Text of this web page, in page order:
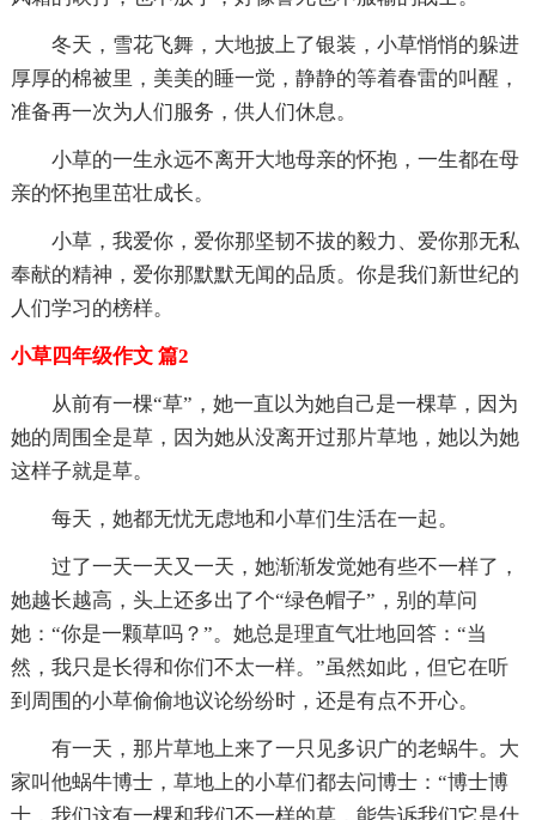
冬天，雪花飞舞，大地披上了银装，小草悄悄的躲进
厚厚的棉被里，美美的睡一觉，静静的等着春雷的叫醒，
准备再一次为人们服务，供人们休息。
小草的一生永远不离开大地母亲的怀抱，一生都在母
亲的怀抱里茁壮成长。
小草，我爱你，爱你那坚韧不拔的毅力、爱你那无私
奉献的精神，爱你那默默无闻的品质。你是我们新世纪的
人们学习的榜样。
小草四年级作文 篇2
从前有一棵“草”，她一直以为她自己是一棵草，因为
她的周围全是草，因为她从没离开过那片草地，她以为她
这样子就是草。
每天，她都无忧无虑地和小草们生活在一起。
过了一天一天又一天，她渐渐发觉她有些不一样了，
她越长越高，头上还多出了个“绿色帽子”，别的草问
她：“你是一颗草吗？”。她总是理直气壮地回答：“当
然，我只是长得和你们不太一样。”虽然如此，但它在听
到周围的小草偷偷地议论纷纷时，还是有点不开心。
有一天，那片草地上来了一只见多识广的老蜗牛。大
家叫他蜗牛博士，草地上的小草们都去问博士：“博士博
士，我们这有一棵和我们不一样的草，能告诉我们它是什